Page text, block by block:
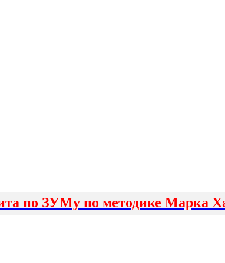
по ЗУМу по методике Марка